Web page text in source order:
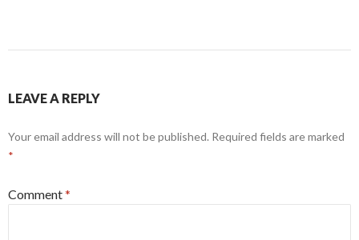
LEAVE A REPLY
Your email address will not be published. Required fields are marked
*
Comment*